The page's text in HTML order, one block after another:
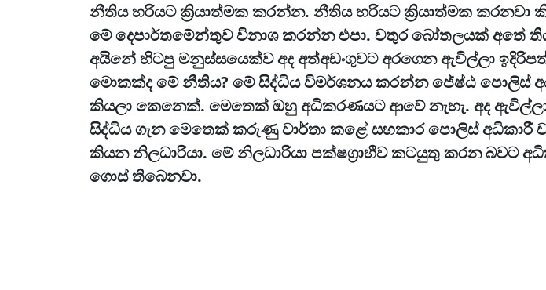
නීතිය හරියට ක්‍රියාත්මක කරන්න. නීතිය හරියට ක්‍රියාත්මක කරනවා
මේ දෙපාර්තමේන්තුව විනාශ කරන්න එපා. වතුර බෝතලයක් අතේ
අයිනේ හිටපු මනුස්සයෙක්ව අද අත්අඩංගුවට අරගෙන ඇවිල්ලා
මොකක්ද මේ නීතිය? මේ සිද්ධිය විමර්ශනය කරන්න ජේෂ්ඨ පොලිස්
කියලා කෙනෙක්. මෙතෙක් ඔහු අධිකරණයට ආවේ නැහැ. අද
සිද්ධිය ගැන මෙතෙක් කරුණු වාර්තා කළේ සහකාර පොලිස් අධිකාරී
කියන නිලධාරියා. මේ නිලධාරියා පක්ෂග්‍රාහීව කටයුතු කරන බවට
ගොස් තිබෙනවා.